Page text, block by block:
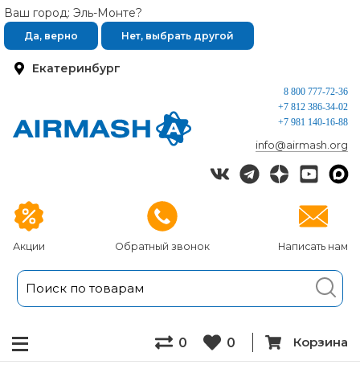
Екатеринбург
Ваш город: Эль-Монте?
Да, верно Нет, выбрать другой
Акции Обратный звонок Написать нам
8 800 777-72-36
+7 812 386-34-02
+7 981 140-16-88
info@airmash.org
0 0 Корзина